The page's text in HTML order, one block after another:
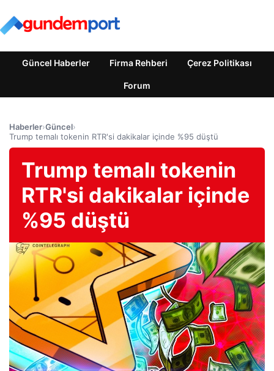
Güncel Haberler Firma Rehberi Çerez Politikası
Forum
Haberler›Güncel›
Trump temalı tokenin RTR'si dakikalar içinde %95 düştü
Trump temalı tokenin
RTR'si dakikalar içinde
%95 düştü